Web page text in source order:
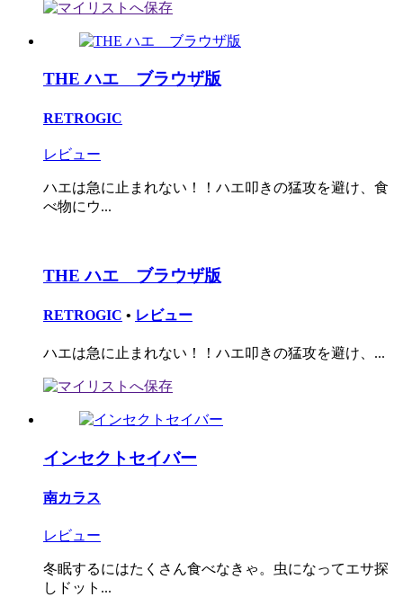
THE ハエ ブラウザ版
RETROGIC
レビュー
ハエは急に止まれない！！ハエ叩きの猛攻を避け、食
べ物にウ...
THE ハエ ブラウザ版
RETROGIC • レビュー
ハエは急に止まれない！！ハエ叩きの猛攻を避け、...
インセクトセイバー
南カラス
レビュー
冬眠するにはたくさん食べなきゃ。虫になってエサ探
しドット...